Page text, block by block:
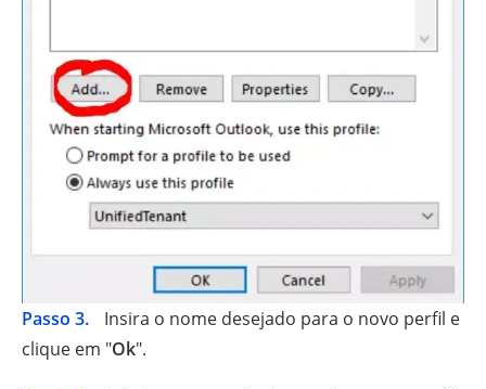
Passo 3.
Insira o nome desejado para o novo perfil e
clique em "Ok".